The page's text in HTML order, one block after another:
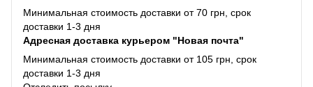
Минимальная стоимость доставки от 70 грн, срок
доставки 1-3 дня
Адресная доставка курьером "Новая почта"
Минимальная стоимость доставки от 105 грн, срок
доставки 1-3 дня